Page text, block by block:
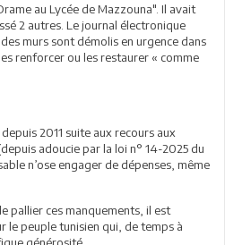
au Lycée de Mazzouna". Il avait
2 autres. Le journal électronique
murs sont démolis en urgence dans
renforcer ou les restaurer « comme
2011 suite aux recours aux
adoucie par la loi n° 14-2025 du
n’ose engager de dépenses, même
pallier ces manquements, il est
le peuple tunisien qui, de temps à